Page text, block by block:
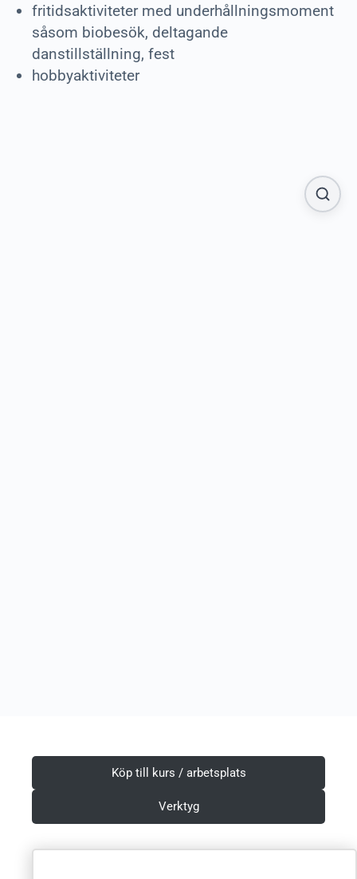
fritidsaktiviteter med underhållningsmoment
såsom biobesök, deltagande
danstillställning, fest
hobbyaktiviteter
Köp till kurs / arbetsplats
Verktyg